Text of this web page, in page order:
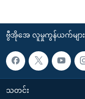
ဗွီအိုအေ လူမှုကွန်ယက်များ
သတင်း